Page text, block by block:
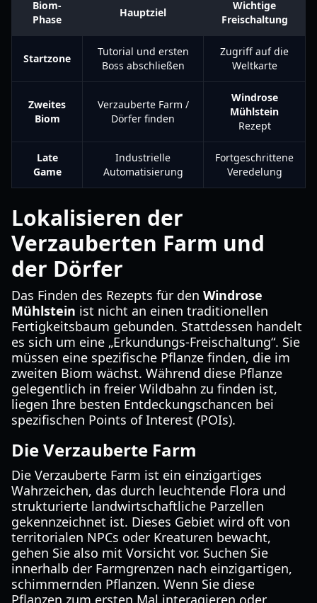
Biom-
Phase
Hauptziel
Wichtige
Freischaltung
Startzone
Tutorial und ersten
Boss abschließen
Zugriff auf die
Weltkarte
Zweites
Biom
Verzauberte Farm /
Dörfer finden
Windrose
Mühlstein
Rezept
Late
Game
Industrielle
Automatisierung
Fortgeschrittene
Veredelung
Lokalisieren der
Verzauberten Farm und
der Dörfer
Das Finden des Rezepts für den Windrose
Mühlstein ist nicht an einen traditionellen
Fertigkeitsbaum gebunden. Stattdessen handelt
es sich um eine „Erkundungs-Freischaltung“. Sie
müssen eine spezifische Pflanze finden, die im
zweiten Biom wächst. Während diese Pflanze
gelegentlich in freier Wildbahn zu finden ist,
liegen Ihre besten Entdeckungschancen bei
spezifischen Points of Interest (POIs).
Die Verzauberte Farm
Die Verzauberte Farm ist ein einzigartiges
Wahrzeichen, das durch leuchtende Flora und
strukturierte landwirtschaftliche Parzellen
gekennzeichnet ist. Dieses Gebiet wird oft von
territorialen NPCs oder Kreaturen bewacht,
gehen Sie also mit Vorsicht vor. Suchen Sie
innerhalb der Farmgrenzen nach einzigartigen,
schimmernden Pflanzen. Wenn Sie diese
Pflanzen zum ersten Mal interagieren oder